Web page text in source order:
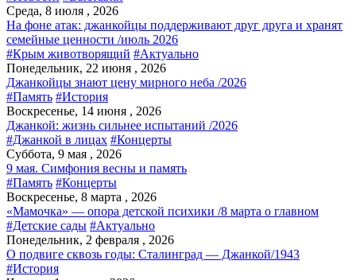
Среда, 8 июля , 2026
На фоне атак: джанкойцы поддерживают друг друга и хранят
семейные ценности /июль 2026
#Крым животворящий #Актуально
Понедельник, 22 июня , 2026
Джанкойцы знают цену мирного неба /2026
#Память #История
Воскресенье, 14 июня , 2026
Джанкой: жизнь сильнее испытаний /2026
#Джанкой в лицах #Концерты
Суббота, 9 мая , 2026
9 мая. Симфония весны и память
#Память #Концерты
Воскресенье, 8 марта , 2026
«Мамочка» — опора детской психики /8 марта о главном
#Детские сады #Актуально
Понедельник, 2 февраля , 2026
О подвиге сквозь годы: Сталинград — Джанкой/1943
#История